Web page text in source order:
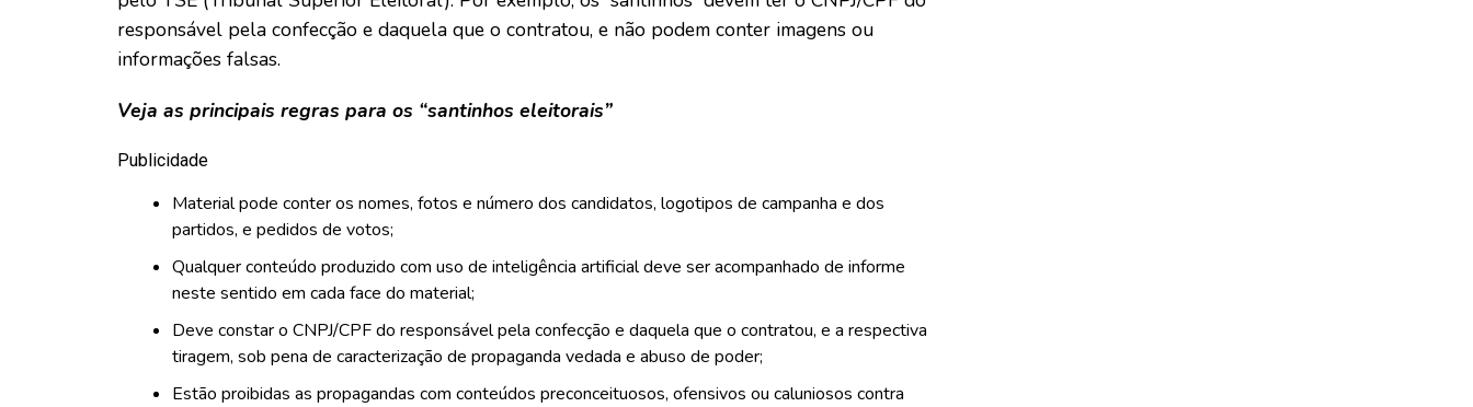
responsável pela confecção e daquela que o contratou, e não podem conter imagens ou
informações falsas.
Veja as principais regras para os “santinhos eleitorais”
Publicidade
Material pode conter os nomes, fotos e número dos candidatos, logotipos de campanha e dos
partidos, e pedidos de votos;
Qualquer conteúdo produzido com uso de inteligência artificial deve ser acompanhado de informe
neste sentido em cada face do material;
Deve constar o CNPJ/CPF do responsável pela confecção e daquela que o contratou, e a respectiva
tiragem, sob pena de caracterização de propaganda vedada e abuso de poder;
Estão proibidas as propagandas com conteúdos preconceituosos, ofensivos ou caluniosos contra